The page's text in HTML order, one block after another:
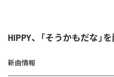
HIPPY、「そうかもだな」
新曲情報